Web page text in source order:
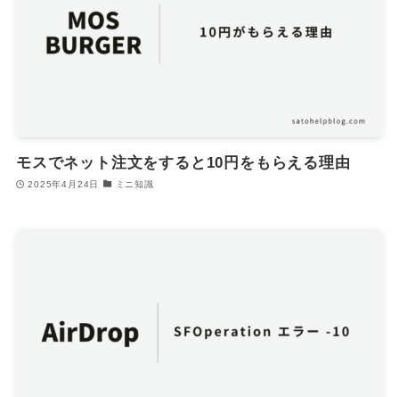
モスでネット注文をすると10円をもらえる理由
2025年4月24日 ミニ知識